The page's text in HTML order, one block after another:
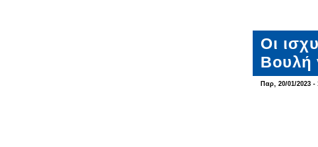
Οι
Βουλή
Παρ, 20/01/2023 -